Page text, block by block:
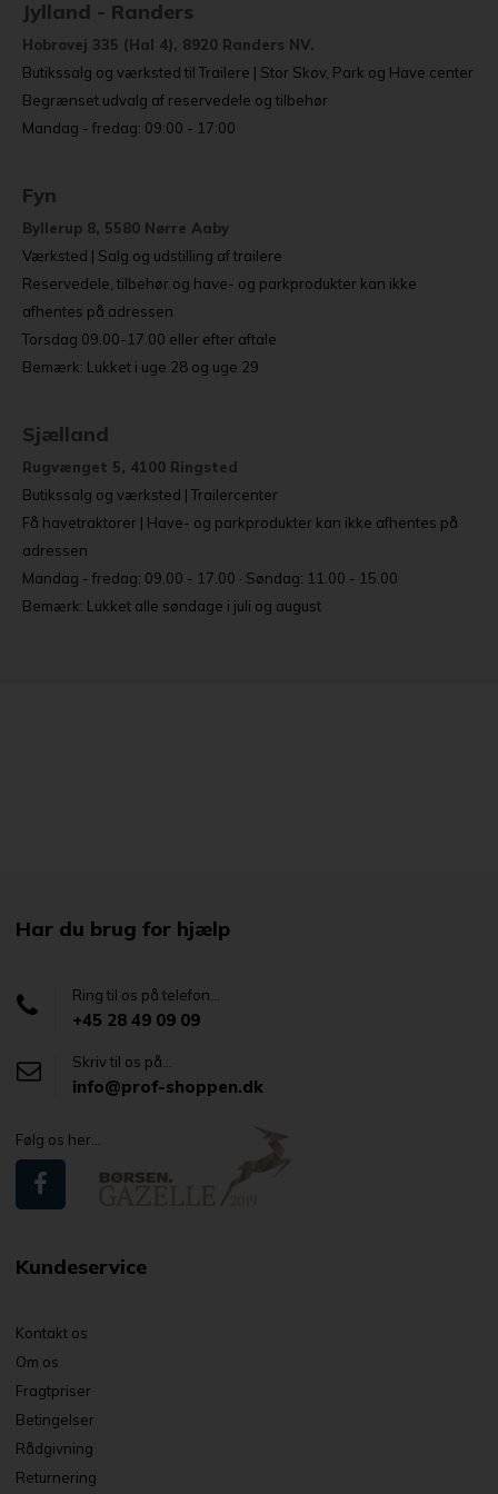
Jylland - Randers
Hobrovej 335 (Hal 4), 8920 Randers NV.
Butikssalg og værksted til Trailere | Stor Skov, Park og Have center
Begrænset udvalg af reservedele og tilbehør
Mandag - fredag: 09:00 - 17:00
Fyn
Byllerup 8, 5580 Nørre Aaby
Værksted | Salg og udstilling af trailere
Reservedele, tilbehør og have- og parkprodukter kan ikke
afhentes på adressen
Torsdag 09.00-17.00 eller efter aftale
Bemærk: Lukket i uge 28 og uge 29
Sjælland
Rugvænget 5, 4100 Ringsted
Butikssalg og værksted | Trailercenter
Få havetraktorer | Have- og parkprodukter kan ikke afhentes på
adressen
Mandag - fredag: 09.00 - 17.00 · Søndag: 11.00 - 15.00
Bemærk: Lukket alle søndage i juli og august
Har du brug for hjælp
Ring til os på telefon...
+45 28 49 09 09
Skriv til os på...
info@prof-shoppen.dk
Følg os her...
Kundeservice
Kontakt os
Om os
Fragtpriser
Betingelser
Rådgivning
Returnering